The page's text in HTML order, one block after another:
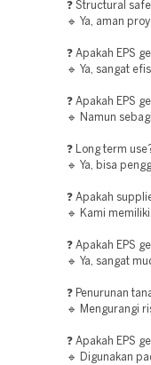
❓ Structural
🔹 Ya, aman
❓ Apakah EPS
🔹 Ya, sangat
❓ Apakah EPS
🔹 Namun
❓ Long term
🔹 Ya, bisa
❓ Apakah
🔹 Kami
❓ Apakah EPS
🔹 Ya, sangat
❓ Penurunan
🔹 Mengurangi
❓ Apakah EPS
🔹 Digunakan